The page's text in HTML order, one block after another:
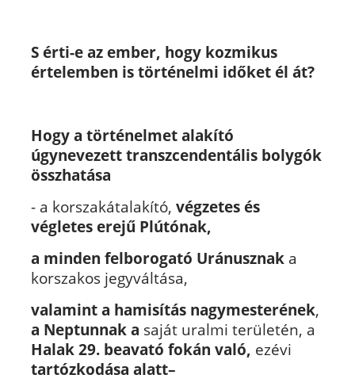
S érti-e az ember, hogy kozmikus
értelemben is történelmi időket él át?
Hogy a történelmet alakító
úgynevezett transzcendentális bolygók
összhatása
- a korszakátalakító, végzetes és
végletes erejű Plútónak,
a minden felborogató Uránusznaka
korszakos jegyváltása,
valamint a hamisítás nagymesterének,
a Neptunnak a saját uralmi területén, a
Halak 29. beavató fokán való, ezévi
tartózkodása alatt–